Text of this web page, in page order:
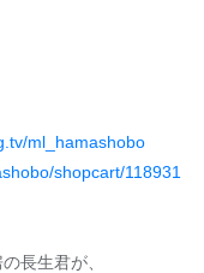
ml_hamashobo
shopcart/118931
長生君が、